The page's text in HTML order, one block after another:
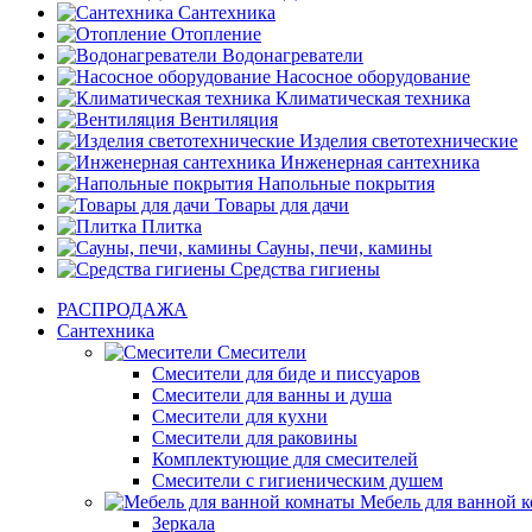
Сантехника
Отопление
Водонагреватели
Насосное оборудование
Климатическая техника
Вентиляция
Изделия светотехнические
Инженерная сантехника
Напольные покрытия
Товары для дачи
Плитка
Сауны, печи, камины
Средства гигиены
РАСПРОДАЖА
Сантехника
Смесители
Смесители для биде и писсуаров
Смесители для ванны и душа
Смесители для кухни
Смесители для раковины
Комплектующие для смесителей
Смесители с гигиеническим душем
Мебель для ванной
Зеркала